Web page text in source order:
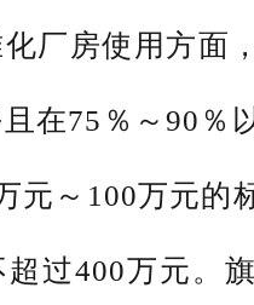
厂房使用方面
在75％～90％
元～100万元的
过400万元。